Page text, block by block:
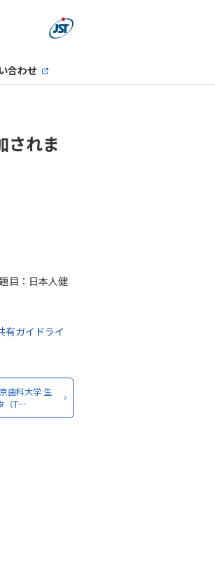
合わせ
されま
目：日本人健
有ガイドライ
歯科大学 生
（T…